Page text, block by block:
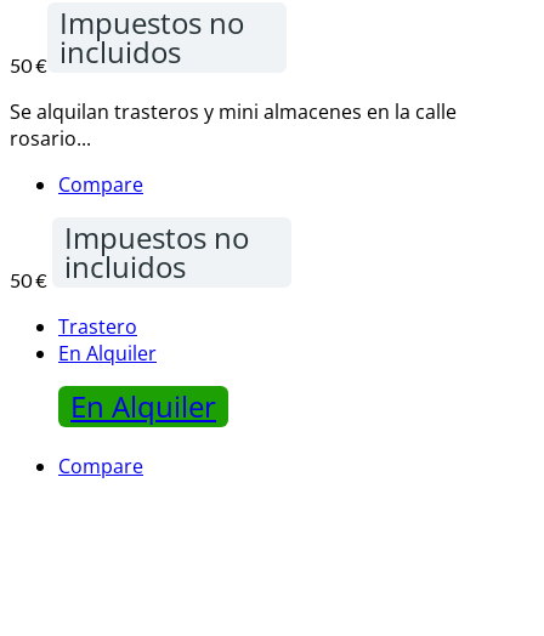
50 €
Impuestos no
incluidos
Se alquilan trasteros y mini almacenes en la calle
rosario...
Compare
50 €
Impuestos no
incluidos
Trastero
En Alquiler
En Alquiler
Compare